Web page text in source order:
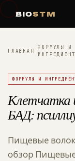
BIOSTM
ГЛАВНАЯ—
ФОРМУЛЫ И
ФОРМУЛЫ И
Клетчатка
БАД:
Пищевые
обзор